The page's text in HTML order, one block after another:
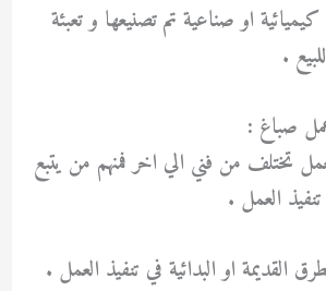
او صناعية تم تصنيعها و تعبئة
.
صباغ :
تختلف من فني الي اخر فمنهم من يتبع
العمل .
القديمة او البدائية في تنفيذ العمل .